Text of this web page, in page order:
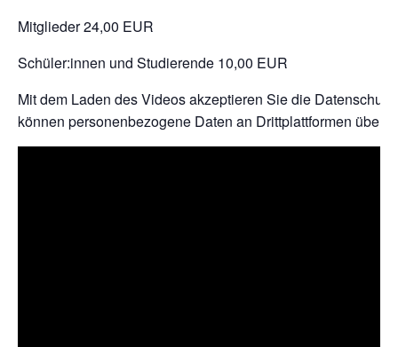
Mitglieder 24,00 EUR
Schüler:innen und Studierende 10,00 EUR
Mit dem Laden des Videos akzeptieren Sie die
können personenbezogene Daten an Drittplattformen